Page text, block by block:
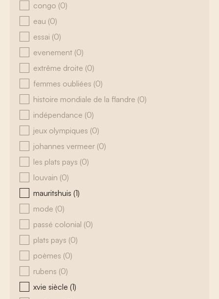
congo (0)
eau (0)
essai (0)
evenement (0)
extrême droite (0)
femmes oubliées (0)
histoire mondiale de la flandre (0)
indépendance (0)
jeux olympiques (0)
johannes vermeer (0)
les plats pays (0)
louvain (0)
mauritshuis (1)
mode (0)
passé colonial (0)
plats pays (0)
poèmes (0)
rubens (0)
xvie siècle (1)